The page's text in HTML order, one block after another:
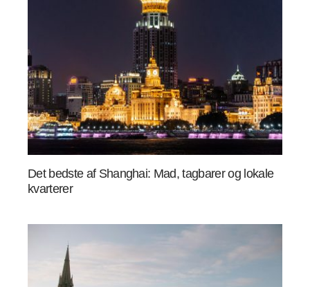
Det bedste af Shanghai: Mad, tagbarer og lokale
kvarterer